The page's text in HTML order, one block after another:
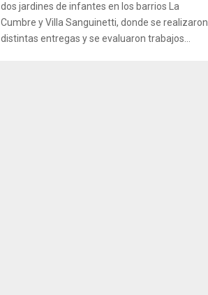
dos jardines de infantes en los barrios La
Cumbre y Villa Sanguinetti, donde se realizaron
distintas entregas y se evaluaron trabajos...